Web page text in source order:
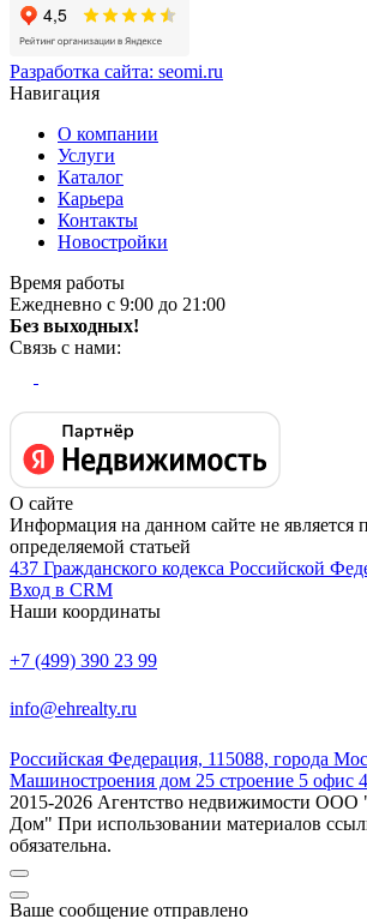
Разработка сайта: seomi.ru
Навигация
О компании
Услуги
Каталог
Карьера
Контакты
Новостройки
Время работы
Ежедневно с 9:00 до 21:00
Без выходных!
Связь с нами:
О сайте
Информация на данном сайте не является
определяемой статьей
437 Гражданского кодекса Российской
Вход в CRM
Наши координаты
+7 (499) 390 23 99
info@ehrealty.ru
Российская Федерация, 115088, города
Машиностроения дом 25 строение 5 офис
2015-2026 Агентство недвижимости
Дом" При использовании материалов
обязательна.
Ваше сообщение отправлено